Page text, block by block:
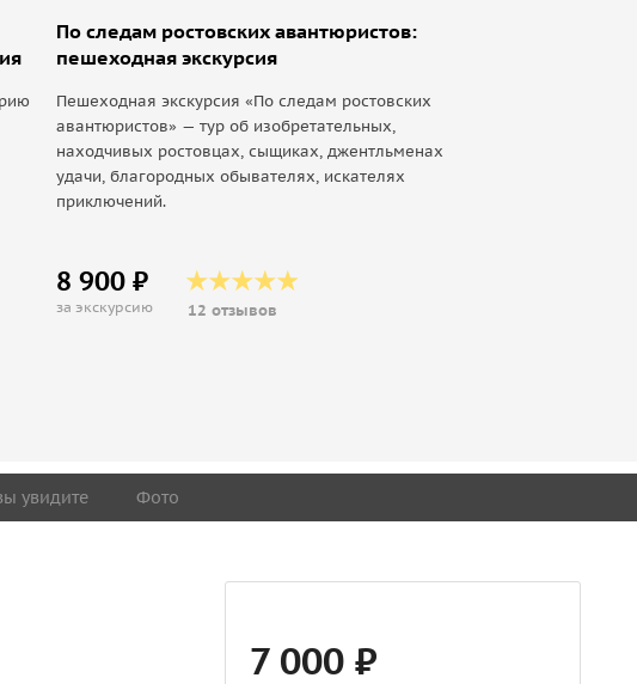
По следам ростовских авантюристов:
пешеходная экскурсия
Пешеходная экскурсия «По следам ростовских
авантюристов» — тур об изобретательных,
находчивых ростовцах, сыщиках, джентльменах
удачи, благородных обывателях, искателях
приключений.
8 900 ₽
за экскурсию 12 отзывов
увидите Фото
7 000 ₽